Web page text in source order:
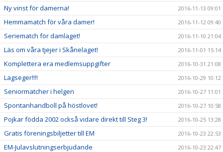
Ny vinst för damerna! 2016-11-13 09:01
Hemmamatch för våra damer! 2016-11-12 09:40
Seriematch för damlaget! 2016-11-10 21:04
Läs om våra tjejer i Skånelaget! 2016-11-01 15:14
Komplettera era medlemsuppgifter 2016-10-31 21:08
Lagseger!!!! 2016-10-29 10:12
Seniormatcher i helgen 2016-10-27 11:01
Spontanhandboll på höstlovet! 2016-10-27 10:58
Pojkar födda 2002 också vidare direkt till Steg 3! 2016-10-25 13:28
Gratis föreningsbiljetter till EM 2016-10-23 22:53
EM-Julavslutningserbjudande 2016-10-23 22:47